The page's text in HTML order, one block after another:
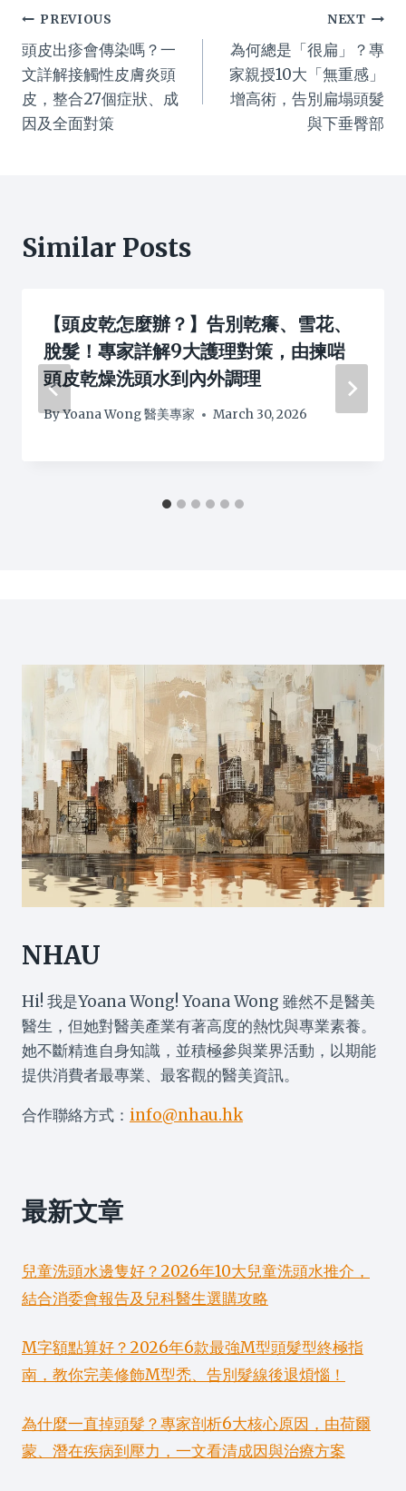
Post
navigation
PREVIOUS
頭皮出疹會傳染嗎？一
文詳解接觸性皮膚炎頭
皮，整合27個症狀、成
因及全面對策
NEXT
為何總是「很扁」？專
家親授10大「無重感」
增高術，告別扁塌頭髮
與下垂臀部
Similar Posts
【頭皮乾怎麼辦？】告別乾癢、雪花、
脫髮！專家詳解9大護理對策，由揀啱
頭皮乾燥洗頭水到內外調理
ByYoana Wong 醫美專家 March 30, 2026
NHAU
Hi! 我是Yoana Wong! Yoana Wong 雖然不是醫美
醫生，但她對醫美產業有著高度的熱忱與專業素養。
她不斷精進自身知識，並積極參與業界活動，以期能
提供消費者最專業、最客觀的醫美資訊。
合作聯絡方式： info@nhau.hk
最新文章
兒童洗頭水邊隻好？2026年10大兒童洗頭水推介，
結合消委會報告及兒科醫生選購攻略
M字額點算好？2026年6款最強M型頭髮型終極指
南，教你完美修飾M型禿、告別髮線後退煩惱！
為什麼一直掉頭髮？專家剖析6大核心原因，由荷爾
蒙、潛在疾病到壓力，一文看清成因與治療方案